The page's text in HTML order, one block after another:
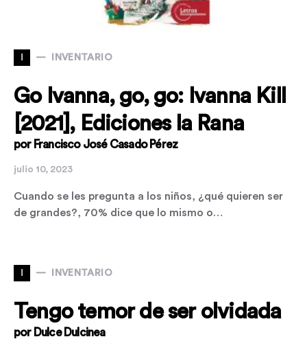
I INVENTARIO
Go Ivanna, go, go: Ivanna Kill
[2021], Ediciones la Rana
por Francisco José Casado Pérez
julio 10, 2023
Cuando se les pregunta a los niños, ¿qué quieren ser
de grandes?, 70% dice que lo mismo o…
I INVENTARIO
Tengo temor de ser olvidada
por Dulce Dulcinea